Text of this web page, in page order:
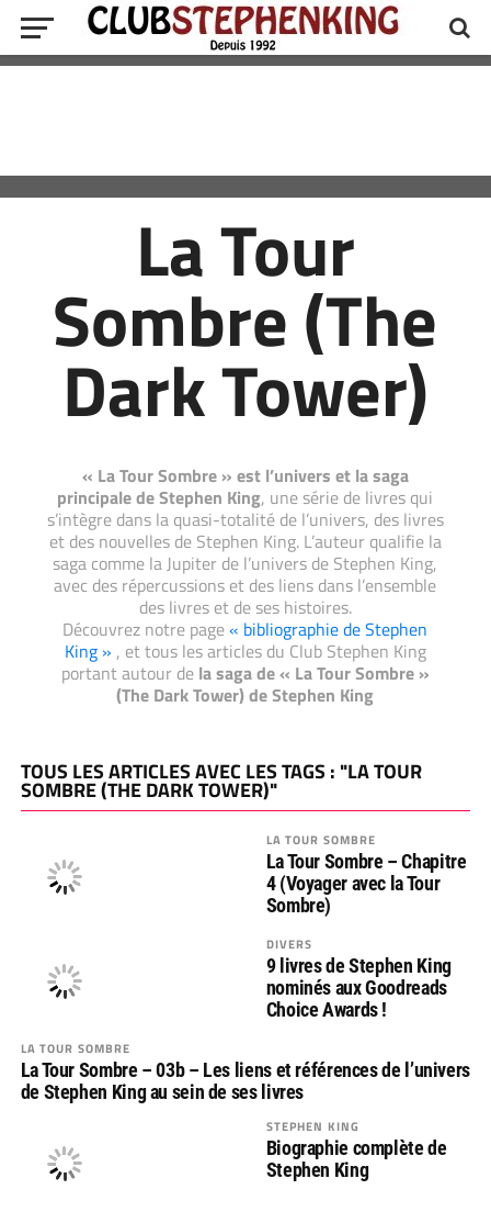
La Tour
Sombre (The
Dark Tower)
« La Tour Sombre » est l’univers et la saga
principale de Stephen King, une série de livres qui
s’intègre dans la quasi-totalité de l’univers, des livres
et des nouvelles de Stephen King. L’auteur qualifie la
saga comme la Jupiter de l’univers de Stephen King,
avec des répercussions et des liens dans l’ensemble
des livres et de ses histoires.
Découvrez notre page« bibliographie de Stephen
King » , et tous les articles du Club Stephen King
portant autour de la saga de « La Tour Sombre »
(The Dark Tower) de Stephen King
TOUS LES ARTICLES AVEC LES TAGS : "LA TOUR
SOMBRE (THE DARK TOWER)"
LA TOUR SOMBRE
La Tour Sombre – Chapitre
4 (Voyager avec la Tour
Sombre)
DIVERS
9 livres de Stephen King
nominés aux Goodreads
Choice Awards !
LA TOUR SOMBRE
La Tour Sombre – 03b – Les liens et références de l’univers
de Stephen King au sein de ses livres
STEPHEN KING
Biographie complète de
Stephen King